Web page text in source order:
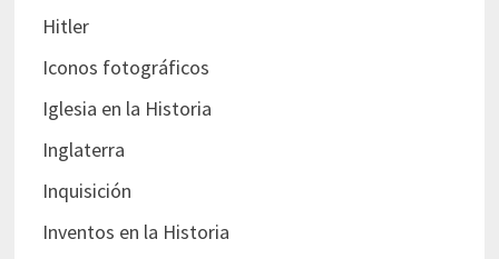
Hitler
Iconos fotográficos
Iglesia en la Historia
Inglaterra
Inquisición
Inventos en la Historia